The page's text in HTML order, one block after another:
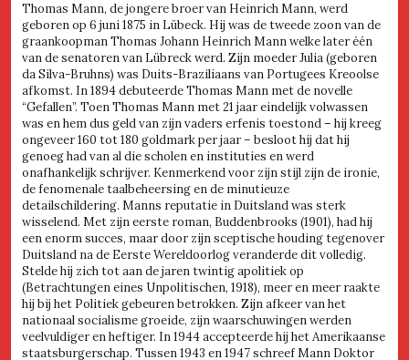
Thomas Mann, de jongere broer van Heinrich Mann, werd
geboren op 6 juni 1875 in Lübeck. Hij was de tweede zoon van de
graankoopman Thomas Johann Heinrich Mann welke later één
van de senatoren van Lübreck werd. Zijn moeder Julia (geboren
da Silva-Bruhns) was Duits-Braziliaans van Portugees Kreoolse
afkomst. In 1894 debuteerde Thomas Mann met de novelle
“Gefallen”. Toen Thomas Mann met 21 jaar eindelijk volwassen
was en hem dus geld van zijn vaders erfenis toestond – hij kreeg
ongeveer 160 tot 180 goldmark per jaar – besloot hij dat hij
genoeg had van al die scholen en instituties en werd
onafhankelijk schrijver. Kenmerkend voor zijn stijl zijn de ironie,
de fenomenale taalbeheersing en de minutieuze
detailschildering. Manns reputatie in Duitsland was sterk
wisselend. Met zijn eerste roman, Buddenbrooks (1901), had hij
een enorm succes, maar door zijn sceptische houding tegenover
Duitsland na de Eerste Wereldoorlog veranderde dit volledig.
Stelde hij zich tot aan de jaren twintig apolitiek op
(Betrachtungen eines Unpolitischen, 1918), meer en meer raakte
hij bij het Politiek gebeuren betrokken. Zijn afkeer van het
nationaal socialisme groeide, zijn waarschuwingen werden
veelvuldiger en heftiger. In 1944 accepteerde hij het Amerikaanse
staatsburgerschap. Tussen 1943 en 1947 schreef Mann Doktor